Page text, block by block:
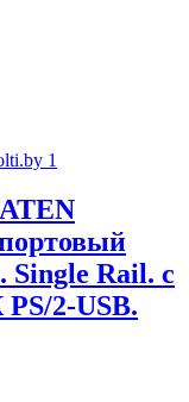
Single Rail. с
2-USB.